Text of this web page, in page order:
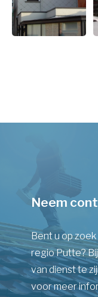
Neem
Bent u op
regio Putte?
van dienst te
voor meer